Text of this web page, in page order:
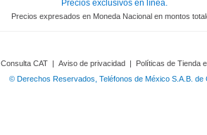
Precios exclusivos en línea.
Precios expresados en Moneda Nacional en montos
Consulta CAT | Aviso de privacidad | Políticas de Tienda
© Derechos Reservados, Teléfonos de México S.A.B. de